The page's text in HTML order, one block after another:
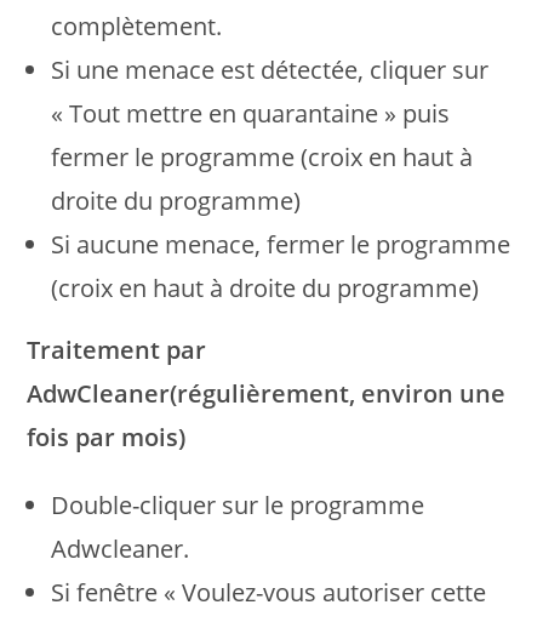
complètement.
Si une menace est détectée, cliquer sur
« Tout mettre en quarantaine » puis
fermer le programme (croix en haut à
droite du programme)
Si aucune menace, fermer le programme
(croix en haut à droite du programme)
Traitement par
AdwCleaner(régulièrement, environ une
fois par mois)
Double-cliquer sur le programme
Adwcleaner.
Si fenêtre « Voulez-vous autoriser cette